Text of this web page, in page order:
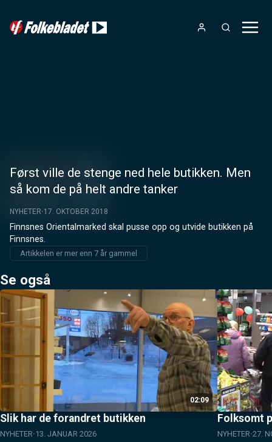
Først ville de stenge ned hele butikken. Men
så kom de på helt andre tanker
NYHETER 17. OKTOBER 2018
Finnsnes Orientalmarked skal pusse opp og utvide butikken på
Finnsnes.
Artikkelen er mer enn 7 år gammel
Se også
02:09
Slik har de forandret butikken
NYHETER 13. JANUAR 2026
Folksomt
NYHETER 27.